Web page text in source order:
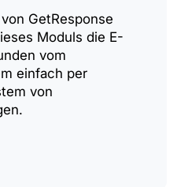
GetResponse
Moduls die E-
vom
einfach per
von